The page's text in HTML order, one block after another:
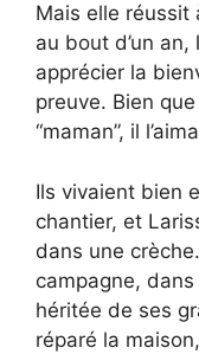
Mais elle réussit
au bout d’un
apprécier la
preuve. Bien
“maman”, il
Ils vivaient bien
chantier, et
dans une
campagne,
héritée de ses
réparé la